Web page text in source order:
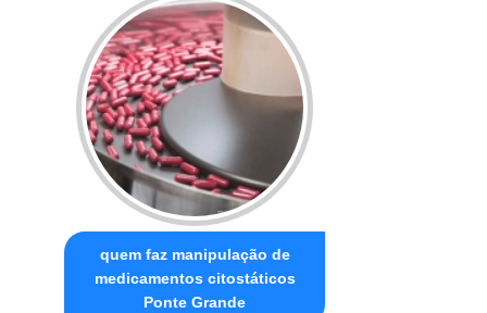
quem faz manipulação de
medicamentos citostáticos
Ponte Grande